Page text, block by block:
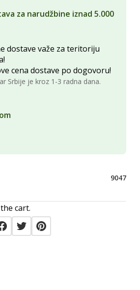
čajevi
slatkiši
grickalice
i žele bombone
i Higijena
zuba i usta
cart.
za narudžbine iznad 5.000
dostave važe za teritoriju
cena dostave po dogovoru!
Srbije je kroz 1-3 radna dana.
9047